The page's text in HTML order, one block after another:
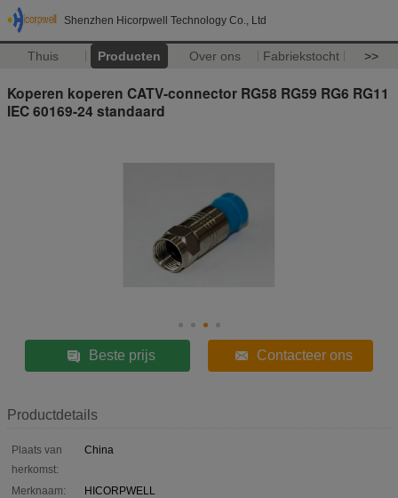
Shenzhen Hicorpwell Technology Co., Ltd
Thuis Producten Over ons Fabriekstocht >>
Koperen koperen CATV-connector RG58 RG59 RG6 RG11
IEC 60169-24 standaard
Beste prijs Contacteer ons
Productdetails
Plaats van
herkomst:
China
Merknaam:
HICORPWELL